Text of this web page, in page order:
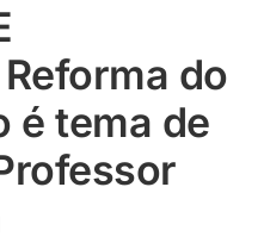
do
é tema de